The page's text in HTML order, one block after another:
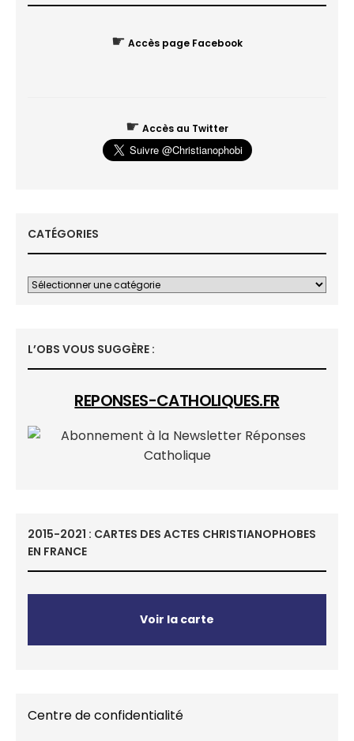
☛ Accès page Facebook
☛ Accès au Twitter
CATÉGORIES
L’OBS VOUS SUGGÈRE :
REPONSES-CATHOLIQUES.FR
2015-2021 : CARTES DES ACTES CHRISTIANOPHOBES
EN FRANCE
Voir la carte
Centre de confidentialité